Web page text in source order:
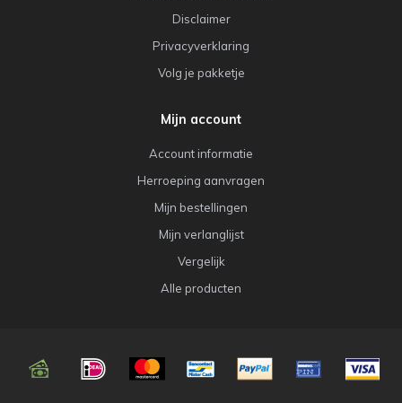
Disclaimer
Privacyverklaring
Volg je pakketje
Mijn account
Account informatie
Herroeping aanvragen
Mijn bestellingen
Mijn verlanglijst
Vergelijk
Alle producten